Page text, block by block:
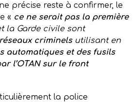
précise reste à confirmer, le
« ce ne serait pas la première
la Garde civile sont
réseaux criminelsutilisant en
automatiques et des fusils
l’OTAN sur le front
la police